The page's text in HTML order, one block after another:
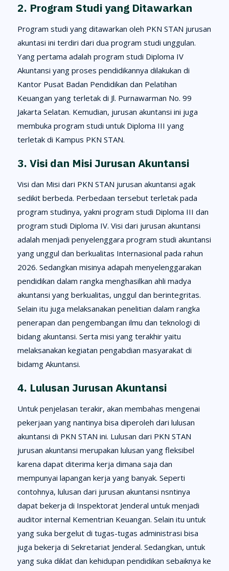
2. Program Studi yang Ditawarkan
Program studi yang ditawarkan oleh PKN STAN jurusan
akuntasi ini terdiri dari dua program studi unggulan.
Yang pertama adalah program studi Diploma IV
Akuntansi yang proses pendidikannya dilakukan di
Kantor Pusat Badan Pendidikan dan Pelatihan
Keuangan yang terletak di Jl. Purnawarman No. 99
Jakarta Selatan. Kemudian, jurusan akuntansi ini juga
membuka program studi untuk Diploma III yang
terletak di Kampus PKN STAN.
3. Visi dan Misi Jurusan Akuntansi
Visi dan Misi dari PKN STAN jurusan akuntansi agak
sedikit berbeda. Perbedaan tersebut terletak pada
program studinya, yakni program studi Diploma III dan
program studi Diploma IV. Visi dari jurusan akuntansi
adalah menjadi penyelenggara program studi akuntansi
yang unggul dan berkualitas Internasional pada rahun
2026. Sedangkan misinya adapah menyelenggarakan
pendidikan dalam rangka menghasilkan ahli madya
akuntansi yang berkualitas, unggul dan berintegritas.
Selain itu juga melaksanakan penelitian dalam rangka
penerapan dan pengembangan ilmu dan teknologi di
bidang akuntansi. Serta misi yang terakhir yaitu
melaksanakan kegiatan pengabdian masyarakat di
bidamg Akuntansi.
4. Lulusan Jurusan Akuntansi
Untuk penjelasan terakir, akan membahas mengenai
pekerjaan yang nantinya bisa diperoleh dari lulusan
akuntansi di PKN STAN ini. Lulusan dari PKN STAN
jurusan akuntansi merupakan lulusan yang fleksibel
karena dapat diterima kerja dimana saja dan
mempunyai lapangan kerja yang banyak. Seperti
contohnya, lulusan dari jurusan akuntansi nsntinya
dapat bekerja di Inspektorat Jenderal untuk menjadi
auditor internal Kementrian Keuangan. Selain itu untuk
yang suka bergelut di tugas-tugas administrasi bisa
juga bekerja di Sekretariat Jenderal. Sedangkan, untuk
yang suka diklat dan kehidupan pendidikan sebaiknya ke